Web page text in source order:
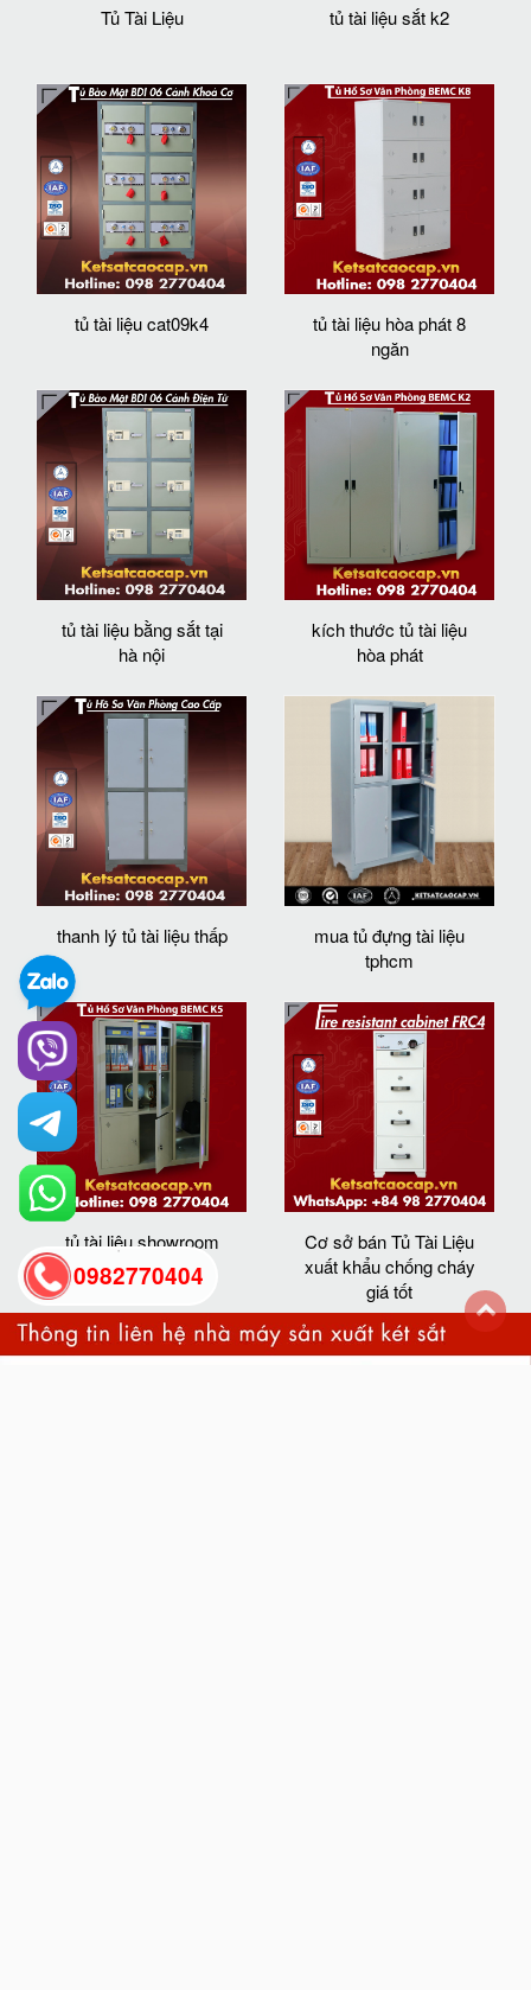
Tủ Tài Liệu tủ tài liệu sắt k2
tủ tài liệu cat09k4
tủ tài liệu hòa phát 8
ngăn
tủ tài liệu bằng sắt tại
hà nội
kích thước tủ tài liệu
hòa phát
thanh lý tủ tài liệu thấp
mua tủ đựng tài liệu
tphcm
tủ tài liệu showroom
Cơ sở bán Tủ Tài Liệu
xuất khẩu chống cháy
giá tốt
0982770404
back